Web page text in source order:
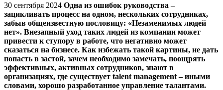
30 сентября 2024 Одна из ошибок руководства –
зацикливать процесс на одном, нескольких сотрудниках,
забыв общеизвестную пословицу: «Незаменимых людей
нет». Внезапный уход таких людей из компании может
привести к ступору в работе, что негативно может
сказаться на бизнесе. Как избежать такой картины, не дать
попасть в застой, зачем необходимо замечать, поощрять
эффективных, активных сотрудников, знают в
организациях, где существует talent management – иными
словами, хорошо разработанное управление талантами.